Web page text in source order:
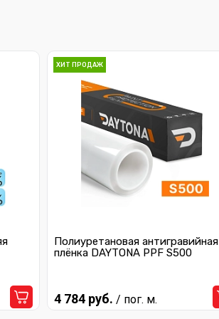
ХИТ ПРОДАЖ
Полиуретановая антигравийная
плёнка DAYTONA PPF S500
4 784 руб. / пог. м.